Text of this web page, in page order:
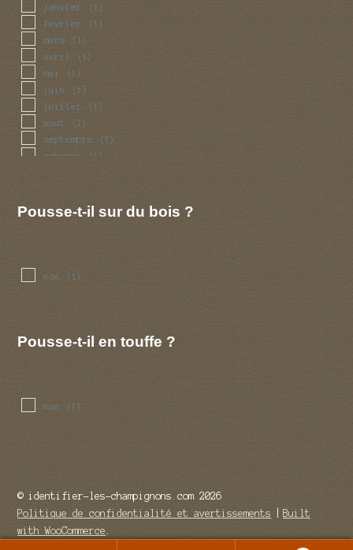
janvier (1)
fevrier (1)
mars (1)
avril (1)
mai (1)
juin (1)
juillet (1)
aout (1)
septembre (1)
octobre (1)
Pousse-t-il sur du bois ?
non (1)
Pousse-t-il en touffe ?
non (1)
© identifier-les-champignons.com 2026
Politique de confidentialité et avertissements
Built
with WooCommerce